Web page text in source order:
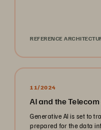
REFERENCE
11/2024
AI and the
Generative AI is set to
prepared for the data